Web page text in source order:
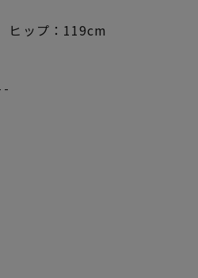
ップ：119cm
-